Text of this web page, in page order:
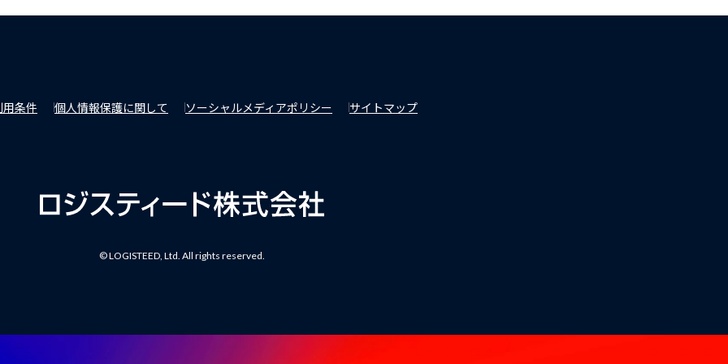
条件 個人情報保護に関して ソーシャルメディアポリシー サイトマップ
© LOGISTEED, Ltd. All rights reserved.